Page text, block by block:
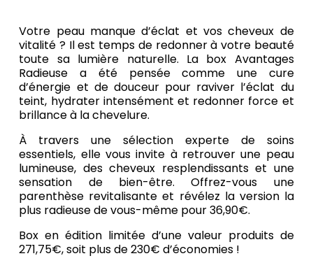
Votre peau manque d’éclat et vos cheveux de
vitalité ? Il est temps de redonner à votre beauté
toute sa lumière naturelle. La box Avantages
Radieuse a été pensée comme une cure
d’énergie et de douceur pour raviver l’éclat du
teint, hydrater intensément et redonner force et
brillance à la chevelure.
À travers une sélection experte de soins
essentiels, elle vous invite à retrouver une peau
lumineuse, des cheveux resplendissants et une
sensation de bien-être. Offrez-vous une
parenthèse revitalisante et révélez la version la
plus radieuse de vous-même pour 36,90€.
Box en édition limitée d’une valeur produits de
271,75€, soit plus de 230€ d’économies !